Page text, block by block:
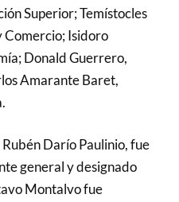
Superior; Temístocles
Comercio; Isidoro
Donald Guerrero,
Amarante Baret,
Darío Paulinio, fue
general y designado
Montalvo fue